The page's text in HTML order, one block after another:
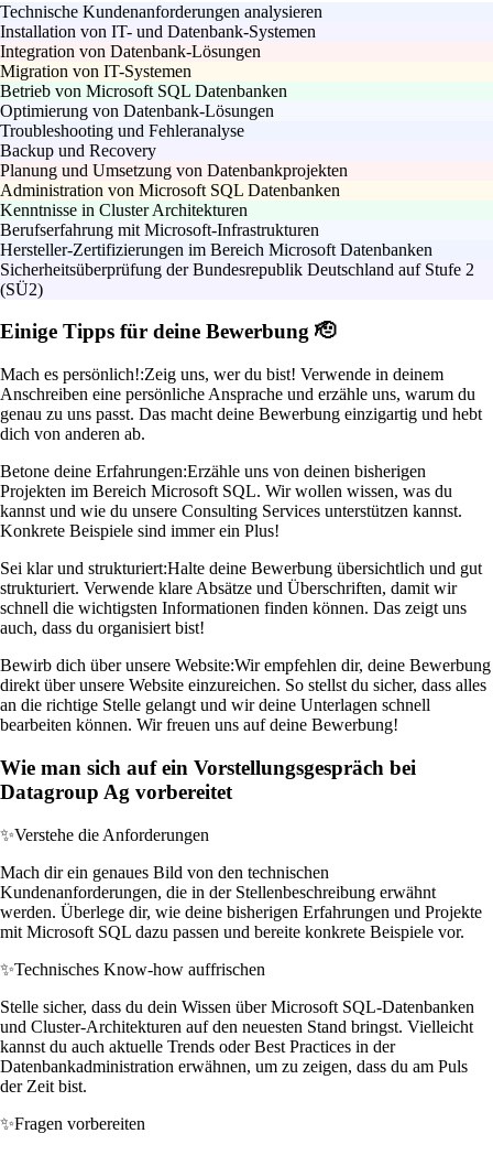
Technische Kundenanforderungen analysieren
Installation von IT- und Datenbank-Systemen
Integration von Datenbank-Lösungen
Migration von IT-Systemen
Betrieb von Microsoft SQL Datenbanken
Optimierung von Datenbank-Lösungen
Troubleshooting und Fehleranalyse
Backup und Recovery
Planung und Umsetzung von Datenbankprojekten
Administration von Microsoft SQL Datenbanken
Kenntnisse in Cluster Architekturen
Berufserfahrung mit Microsoft-Infrastrukturen
Hersteller-Zertifizierungen im Bereich Microsoft Datenbanken
Sicherheitsüberprüfung der Bundesrepublik Deutschland auf Stufe 2
(SÜ2)
Einige Tipps für deine Bewerbung 🫡
Mach es persönlich!:Zeig uns, wer du bist! Verwende in deinem
Anschreiben eine persönliche Ansprache und erzähle uns, warum du
genau zu uns passt. Das macht deine Bewerbung einzigartig und hebt
dich von anderen ab.
Betone deine Erfahrungen:Erzähle uns von deinen bisherigen
Projekten im Bereich Microsoft SQL. Wir wollen wissen, was du
kannst und wie du unsere Consulting Services unterstützen kannst.
Konkrete Beispiele sind immer ein Plus!
Sei klar und strukturiert:Halte deine Bewerbung übersichtlich und gut
strukturiert. Verwende klare Absätze und Überschriften, damit wir
schnell die wichtigsten Informationen finden können. Das zeigt uns
auch, dass du organisiert bist!
Bewirb dich über unsere Website:Wir empfehlen dir, deine Bewerbung
direkt über unsere Website einzureichen. So stellst du sicher, dass alles
an die richtige Stelle gelangt und wir deine Unterlagen schnell
bearbeiten können. Wir freuen uns auf deine Bewerbung!
Wie man sich auf ein Vorstellungsgespräch bei
Datagroup Ag vorbereitet
✨Verstehe die Anforderungen
Mach dir ein genaues Bild von den technischen
Kundenanforderungen, die in der Stellenbeschreibung erwähnt
werden. Überlege dir, wie deine bisherigen Erfahrungen und Projekte
mit Microsoft SQL dazu passen und bereite konkrete Beispiele vor.
✨Technisches Know-how auffrischen
Stelle sicher, dass du dein Wissen über Microsoft SQL-Datenbanken
und Cluster-Architekturen auf den neuesten Stand bringst. Vielleicht
kannst du auch aktuelle Trends oder Best Practices in der
Datenbankadministration erwähnen, um zu zeigen, dass du am Puls
der Zeit bist.
✨Fragen vorbereiten